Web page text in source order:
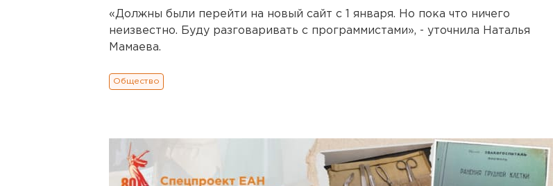
«Должны были перейти на новый сайт с 1 января. Но пока что ничего
неизвестно. Буду разговаривать с программистами», - уточнила Наталья
Мамаева.
Общество